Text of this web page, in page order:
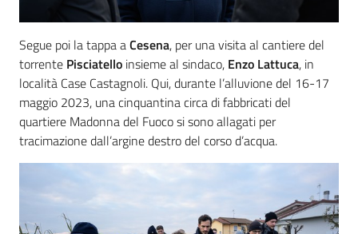
Segue poi la tappa aCesena, per una visita al cantiere del
torrente Pisciatello insieme al sindaco, Enzo Lattuca, in
località Case Castagnoli. Qui, durante l’alluvione del 16-17
maggio 2023, una cinquantina circa di fabbricati del
quartiere Madonna del Fuoco si sono allagati per
tracimazione dall’argine destro del corso d’acqua.